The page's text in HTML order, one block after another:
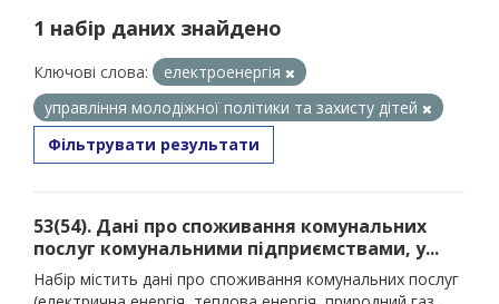
1 набір даних знайдено
Ключові слова:
електроенергія
управління молодіжної політики та захисту дітей
Фільтрувати результати
53(54). Дані про споживання комунальних
послуг комунальними підприємствами, у...
Набір містить дані про споживання комунальних послуг